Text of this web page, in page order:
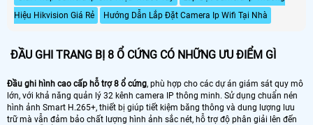
Hiệu Hikvision Giá Rẻ
Hướng Dẫn Lắp Đặt Camera Ip Wifi Tại Nhà
ĐẦU GHI TRANG BỊ 8 Ổ CỨNG CÓ NHỮNG ƯU ĐIỂM GÌ
Đầu ghi hình cao cấp hỗ trợ 8 ổ cứng, phù hợp cho các dự án giám sát quy mô
lớn, với khả năng quản lý 32 kênh camera IP thông minh. Sử dụng chuẩn nén
hình ảnh Smart H.265+, thiết bị giúp tiết kiệm băng thông và dung lượng lưu
trữ mà vẫn đảm bảo chất lượng hình ảnh sắc nét, hỗ trợ độ phân giải lên đến